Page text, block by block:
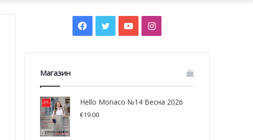
Facebook
TwitterYouTubeInstagram
Магазин
Hello Monaco №14 Весна 2026
€19.00